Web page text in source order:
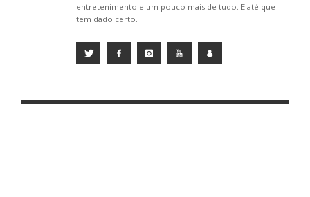
entretenimento e um pouco mais de tudo. E até que
tem dado certo.